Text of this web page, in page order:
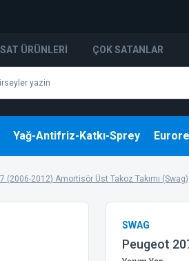
ÜRÜNLERI ÇOK SATANLAR
Yağ-Antifriz-Katkı-Sprey
(2006-2012) Amortisör Üst Takoz Takımı (Swag)
SWAG
Peugeot